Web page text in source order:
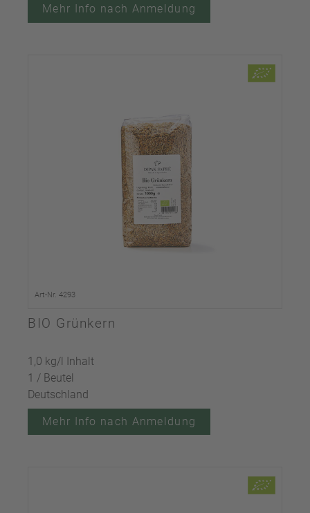
Mehr Info nach Anmeldung
Art-Nr. 4293
BIO Grünkern
1,0 kg/l Inhalt
1 / Beutel
Deutschland
Mehr Info nach Anmeldung